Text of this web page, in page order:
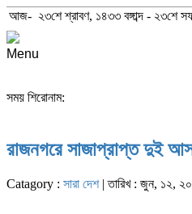
আজ- ২৩শে শ্রাবণ, ১৪৩৩ বঙ্গাব্দ - ২৩শে
Menu
সময় শিরোনাম:
রাজনগরে সাজাপ্রাপ্ত দুই
Catagory : সারা দেশ| তারিখ : জুন, ১২,